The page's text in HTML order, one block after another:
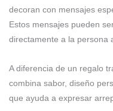
decoran con mensajes
Estos mensajes pueden
directamente a la persona
A diferencia de un regalo
combina sabor, diseño
que ayuda a expresar